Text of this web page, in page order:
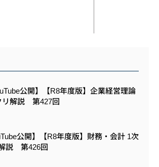
公開】【R8年度版】企業経営理論
リ解説 第427回
公開】【R8年度版】財務・会計 1次
説 第426回